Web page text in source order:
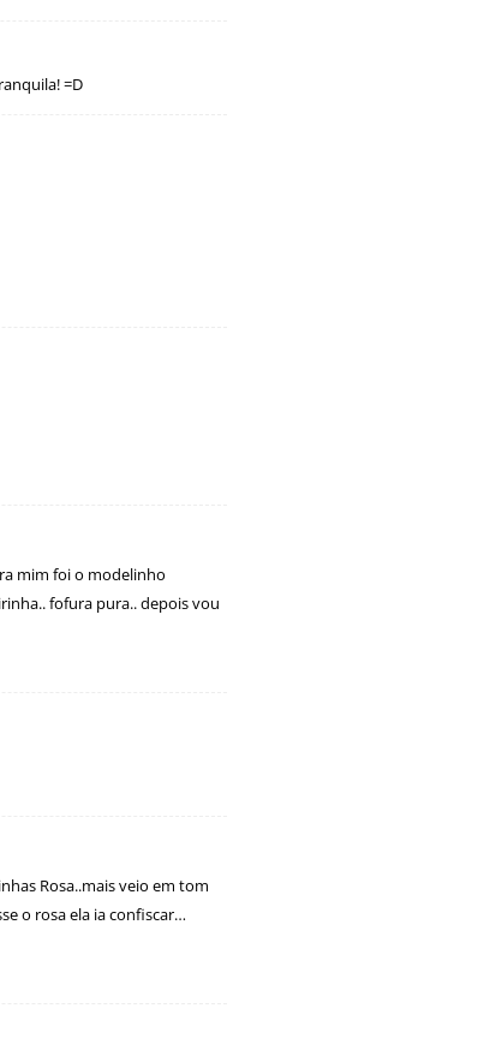
=D
mim foi o modelinho
fofura pura.. depois vou
Rosa..mais veio em tom
o rosa ela ia confiscar…